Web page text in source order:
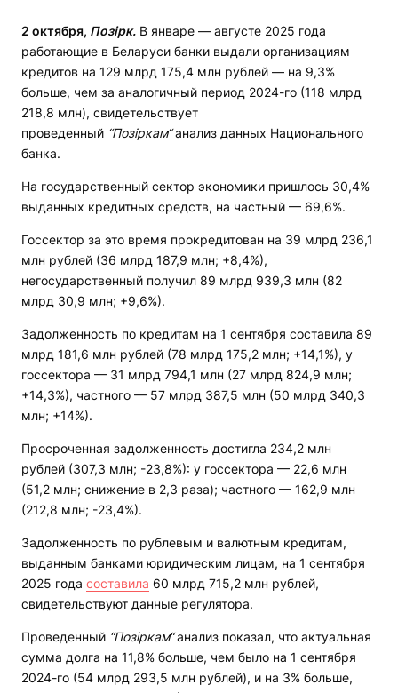
2 октября, Позірк. В январе — августе 2025 года
работающие в Беларуси банки выдали организациям
кредитов на 129 млрд 175,4 млн рублей — на 9,3%
больше, чем за аналогичный период 2024-го (118 млрд
218,8 млн), свидетельствует
проведенный “Позіркам“анализ данных Национального
банка.
На государственный сектор экономики пришлось 30,4%
выданных кредитных средств, на частный — 69,6%.
Госсектор за это время прокредитован на 39 млрд 236,1
млн рублей (36 млрд 187,9 млн; +8,4%),
негосударственный получил 89 млрд 939,3 млн (82
млрд 30,9 млн; +9,6%).
Задолженность по кредитам на 1 сентября составила 89
млрд 181,6 млн рублей (78 млрд 175,2 млн; +14,1%), у
госсектора — 31 млрд 794,1 млн (27 млрд 824,9 млн;
+14,3%), частного — 57 млрд 387,5 млн (50 млрд 340,3
млн; +14%).
Просроченная задолженность достигла 234,2 млн
рублей (307,3 млн; -23,8%): у госсектора — 22,6 млн
(51,2 млн; снижение в 2,3 раза); частного — 162,9 млн
(212,8 млн; -23,4%).
Задолженность по рублевым и валютным кредитам,
выданным банками юридическим лицам, на 1 сентября
2025 года составила 60 млрд 715,2 млн рублей,
свидетельствуют данные регулятора.
Проведенный “Позіркам“анализ показал, что актуальная
сумма долга на 11,8% больше, чем было на 1 сентября
2024-го (54 млрд 293,5 млн рублей), и на 3% больше,